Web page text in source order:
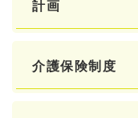
計画
介護保険制度